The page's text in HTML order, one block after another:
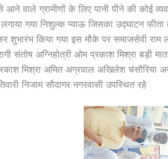
आने वाले ग्रामीणों के लिए पानी पीने की कोई
लगाया गया निशुल्क प्याऊ जिसका उद्घाटन
शुभारंभ किया गया इस मौके पर समाजसेवी राम
संतोष अग्निहोत्री ओम प्रकाश मिश्रा बड़ी
मिश्रा अमित अग्रवाल अखिलेश
निजाम सौदागर नगरवासी उपस्थित रहे